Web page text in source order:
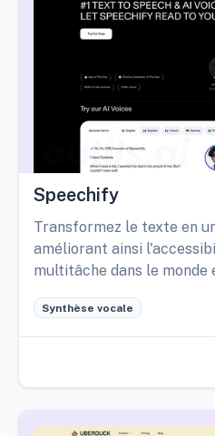
Speechify
Transformez le texte en
améliorant ainsi
multitâche dans le monde
Synthèse vocale